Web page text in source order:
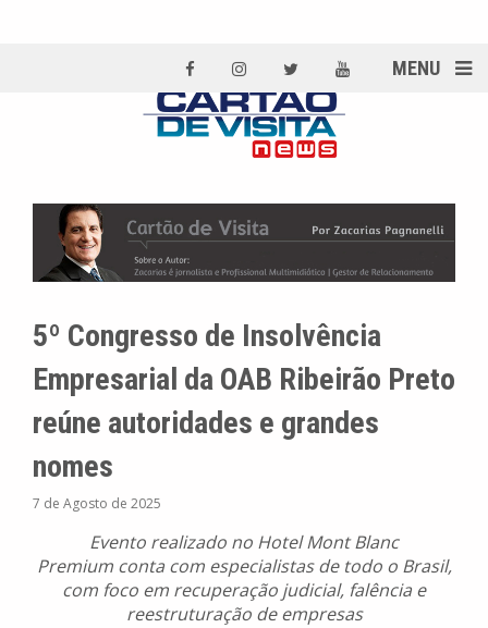
MENU
5º Congresso de Insolvência
Empresarial da OAB Ribeirão Preto
reúne autoridades e grandes
nomes
7 de Agosto de 2025
Evento realizado no Hotel Mont Blanc
Premium conta com especialistas de todo o Brasil,
com foco em recuperação judicial, falência e
reestruturação de empresas